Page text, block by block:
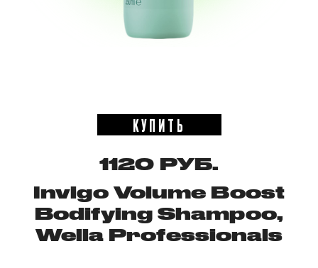
КУПИТЬ
1120 РУБ.
Invigo Volume Boost
Bodifying Shampoo,
Wella Professionals